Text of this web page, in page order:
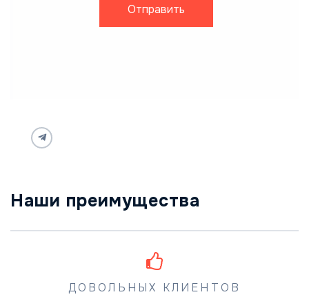
Отправить
Наши преимущества
ДОВОЛЬНЫХ КЛИЕНТОВ